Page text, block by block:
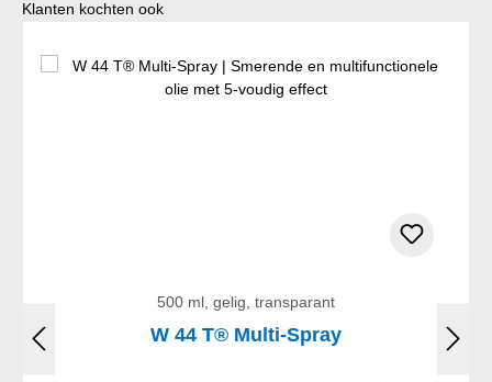
Productgalerij overslaan
Klanten kochten ook
500 ml, gelig, transparant
W 44 T® Multi-Spray